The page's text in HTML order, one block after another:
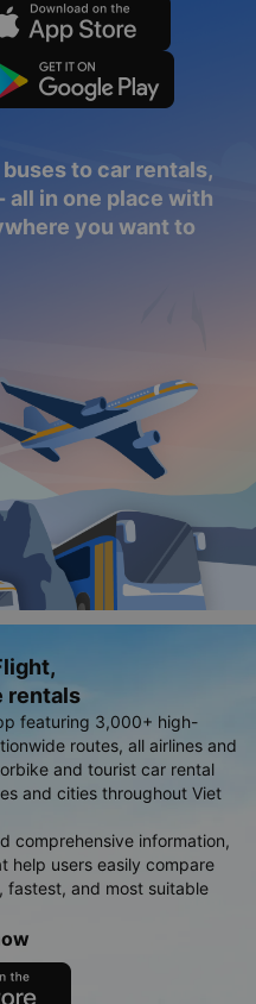
to car rentals,
in one place with
you want to
rentals
featuring 3,000+ high-
routes, all airlines and
and tourist car rental
and cities throughout Viet
comprehensive information,
help users easily compare
fastest, and most suitable